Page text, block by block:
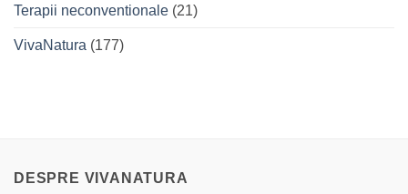
Terapii neconventionale (21)
VivaNatura (177)
DESPRE VIVANATURA